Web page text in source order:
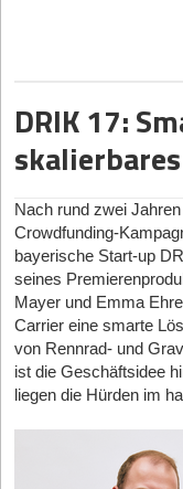
Leonardo war als Kind
glaubt, dieses Trauma
keine Erfahrung,
klar. Das Gründer-Duo
tatsächlich zur
Sperren oder Webfilter
„Das ist die falsche
nur noch zwei
Stunden nichts
nicht wegen zu viel
unbemerkt Kontakt
um Kontext direkt und
DRIK 17:
Nach rund zwei
Crowdfunding-
bayerische Start-up
seines
Mayer und Emma
Carrier eine smarte
von Rennrad- und
ist die Geschäftsidee
liegen die Hürden im